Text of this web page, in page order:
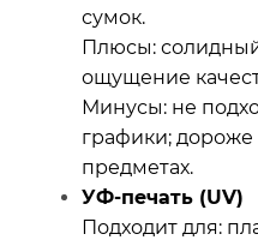
сумок.
Плюсы:
ощущение
Минусы: не
графики;
предметах.
УФ‑печать (UV)
Подходит для: